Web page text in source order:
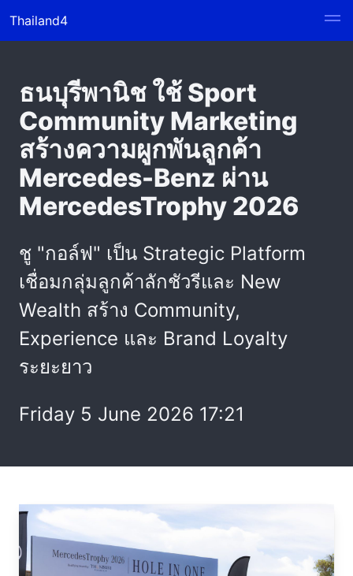
Thailand4
ธนบุรีพานิช ใช้ Sport
Community Marketing
สร้างความผูกพันลูกค้า
Mercedes-Benz ผ่าน
MercedesTrophy 2026
ชู "กอล์ฟ" เป็น Strategic Platform
เชื่อมกลุ่มลูกค้าลักชัวรีและ New
Wealth สร้าง Community,
Experience และ Brand Loyalty
ระยะยาว
Friday 5 June 2026 17:21